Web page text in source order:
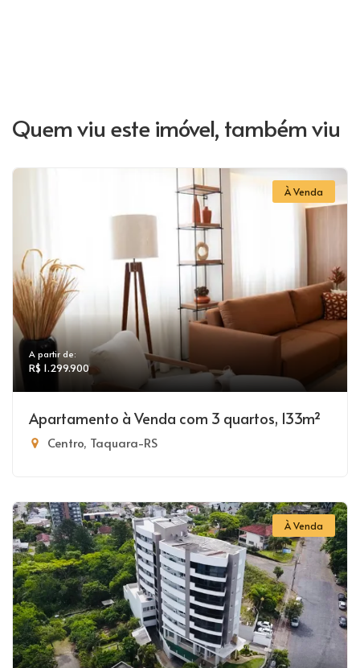
Quem viu este imóvel, também viu
À Venda
A partir de:
R$ 1.299.900
Apartamento à Venda com 3 quartos, 133m²
Centro, Taquara-RS
À Venda